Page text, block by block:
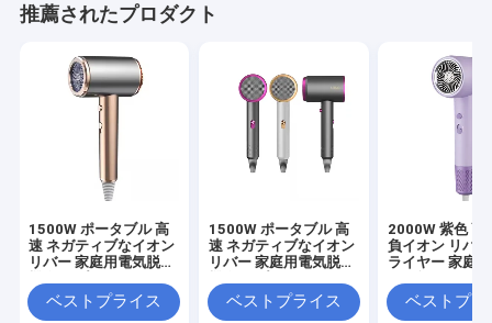
推薦されたプロダクト
1500W ポータブル 高
速 ネガティブなイオン
リバー 家庭用電気脱毛
ナルベストプライス
1500W ポータブル 高
速 ネガティブなイオン
リバー 家庭用電気脱毛
ナルベストプライス
2000W 紫色 高
負イオン リバ
ライヤー 家庭
ベストプラ